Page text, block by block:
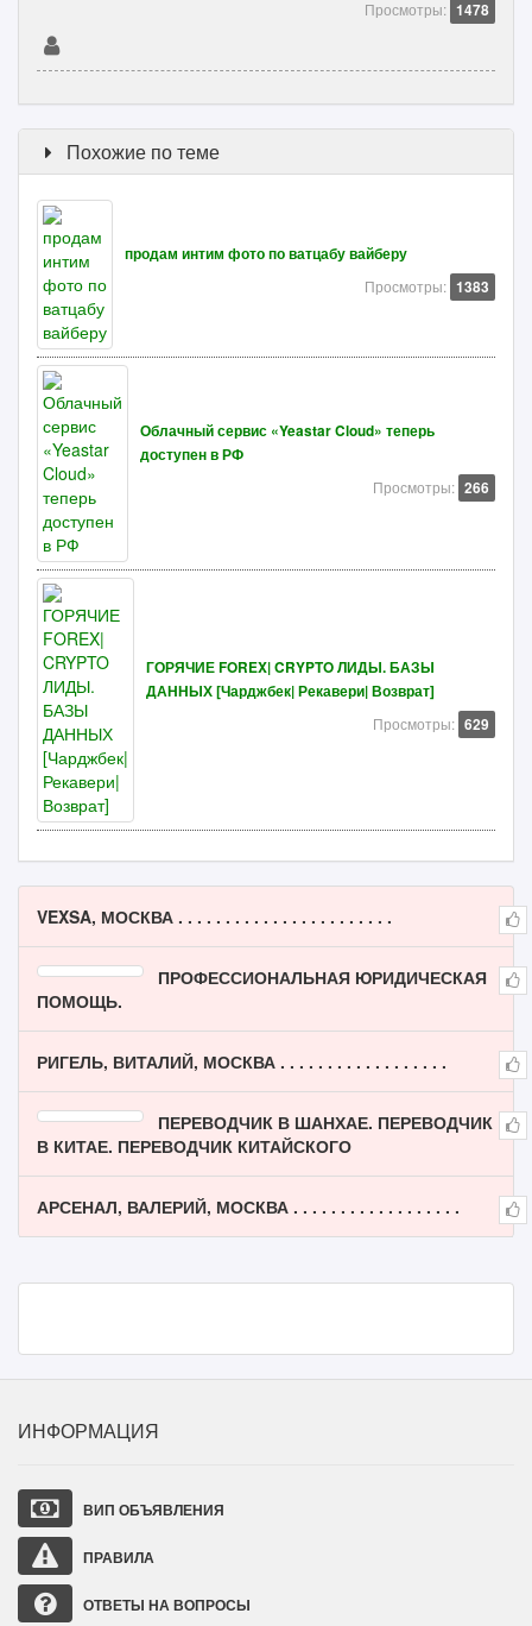
Просмотры: 1478
Похожие по теме
продам интим фото по ватцабу вайберу
Просмотры: 1383
Облачный сервис «Yeastar Cloud» теперь
доступен в РФ
Просмотры: 266
ГОРЯЧИЕ FOREX| CRYPTO ЛИДЫ. БАЗЫ
ДАННЫХ [Чарджбек| Рекавери| Возврат]
Просмотры: 629
VEXSA, МОСКВА . . . . . . . . . . . . . . . . . . . . . . .
ПРОФЕССИОНАЛЬНАЯ ЮРИДИЧЕСКАЯ
ПОМОЩЬ.
РИГЕЛЬ, ВИТАЛИЙ, МОСКВА . . . . . . . . . . . . . . . . . .
ПЕРЕВОДЧИК В ШАНХАЕ. ПЕРЕВОДЧИК
В КИТАЕ. ПЕРЕВОДЧИК КИТАЙСКОГО
АРСЕНАЛ, ВАЛЕРИЙ, МОСКВА . . . . . . . . . . . . . . . . . .
ИНФОРМАЦИЯ
ВИП ОБЪЯВЛЕНИЯ
ПРАВИЛА
ОТВЕТЫ НА ВОПРОСЫ